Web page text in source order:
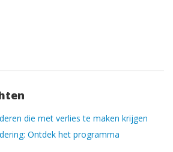
die met verlies te maken krijgen
Ontdek het programma